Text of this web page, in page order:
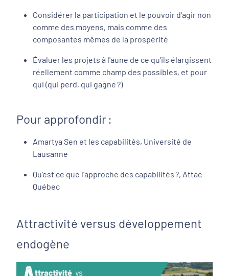
Considérer la participation et le pouvoir d'agir non
comme des moyens, mais comme des
composantes mêmes de la prospérité
Évaluer les projets à l'aune de ce qu'ils élargissent
réellement comme champ des possibles, et pour
qui (qui perd, qui gagne ?)
Pour approfondir :
Amartya Sen et les capabilités, Université de
Lausanne
Qu’est ce que l’approche des capabilités ?, Attac
Québec
Attractivité versus développement
endogène